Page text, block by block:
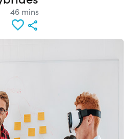
46 mins